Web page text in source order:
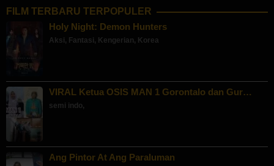
FILM TERBARU TERPOPULER
Holy Night: Demon Hunters
Aksi , Fantasi , Kengerian, Korea
VIRAL Ketua OSIS MAN 1 Gorontalo dan Gur…
semi indo,
Ang Pintor At Ang Paraluman